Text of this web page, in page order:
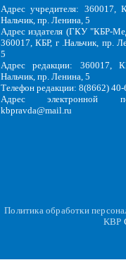
Адрес учредителя: 360017,
Нальчик, пр. Ленина, 5
Адрес издателя (ГКУ "КБР-
360017, КБР, г .Нальчик, пр.
5
Адрес редакции: 360017,
Нальчик, пр. Ленина, 5
Телефон редакции: 8(8662)
Адрес электронной
kbpravda@mail.ru
Политика обработки
KBP